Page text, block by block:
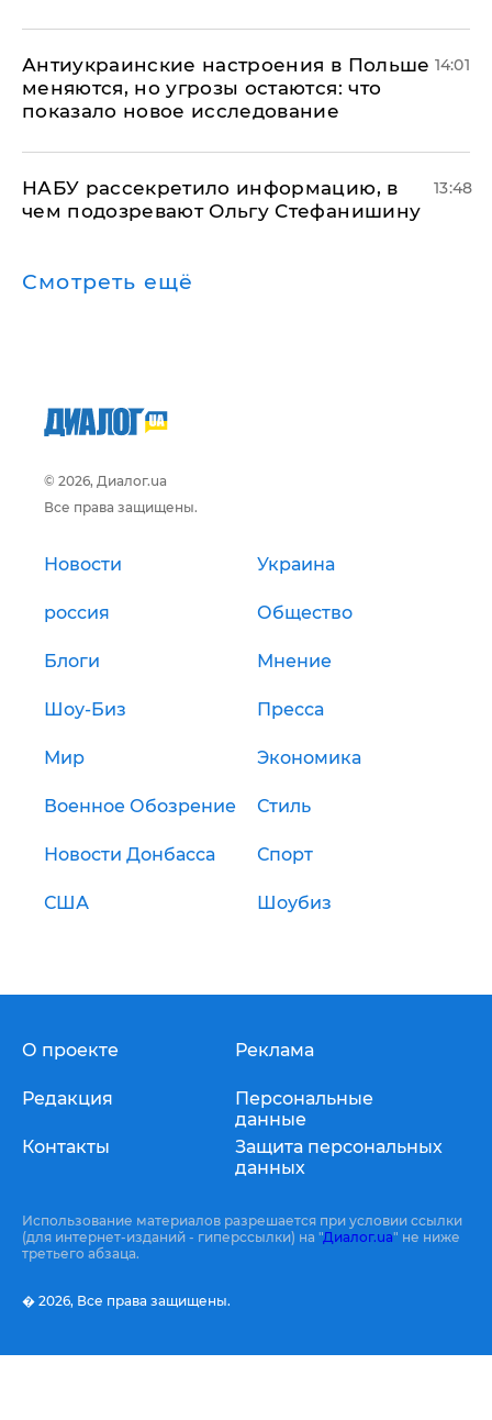
Антиукраинские настроения в Польше
меняются, но угрозы остаются: что
показало новое исследование
14:01
НАБУ рассекретило информацию, в
чем подозревают Ольгу Стефанишину
13:48
Смотреть ещё
© 2026, Диалог.ua
Все права защищены.
Новости Украина
россия Общество
Блоги Мнение
Шоу-Биз Пресса
Мир Экономика
Военное Обозрение Стиль
Новости Донбасса Спорт
США Шоубиз
О проекте
Редакция
Контакты
Реклама
Персональные
данные
Защита персональных
данных
Использование материалов разрешается при условии ссылки
(для интернет-изданий - гиперссылки) на "Диалог.ua" не ниже
третьего абзаца.
� 2026, Все права защищены.